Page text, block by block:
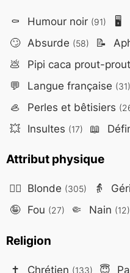
⚰️ Humour noir (91) 🖥️
🙄 Absurde (58) 📝
💩 Pipi caca prout-prout
💬 Langue française (31)
🦪 Perles et bêtisiers
💥 Insultes (17) 📖
Attribut physique
👱‍♀️ Blonde (305) 👵
🤪 Fou (27) 🤏 Nain (12)
Religion
✝️ Chrétien (133) 😇